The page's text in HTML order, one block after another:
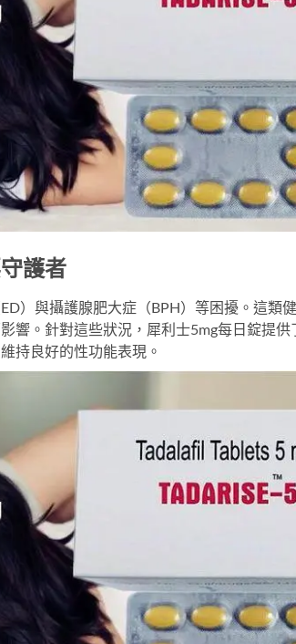
護者
）與攝護腺肥大症（BPH）等困擾。這類
響。針對這些狀況， 犀利士5mg每日錠提供
持良好的性功能表現。